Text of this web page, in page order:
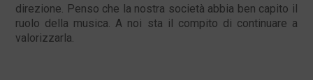
direzione. Penso che la nostra società abbia ben capito il
ruolo della musica. A noi sta il compito di continuare a
valorizzarla.